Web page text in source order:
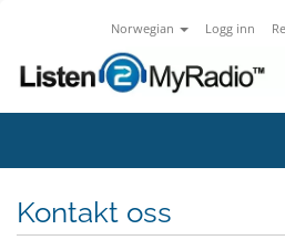
Norwegian Logg inn
Kontakt oss